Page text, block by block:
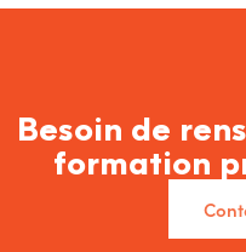
Besoin de
formation